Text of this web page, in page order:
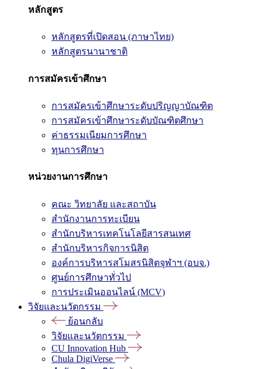
หลักสูตร
หลักสูตรที่เปิดสอน (ภาษาไทย)
หลักสูตรนานาชาติ
การสมัครเข้าศึกษา
การสมัครเข้าศึกษาระดับปริญญาบัณฑิต
การสมัครเข้าศึกษาระดับบัณฑิตศึกษา
ค่าธรรมเนียมการศึกษา
ทุนการศึกษา
หน่วยงานการศึกษา
คณะ วิทยาลัย และสถาบัน
สำนักงานการทะเบียน
สำนักบริหารเทคโนโลยีสารสนเทศ
สำนักบริหารกิจการนิสิต
องค์การบริหารสโมสรนิสิตจุฬาฯ (อบจ.)
ศูนย์การศึกษาทั่วไป
การประเมินออนไลน์ (MCV)
วิจัยและนวัตกรรม
ย้อนกลับ
วิจัยและนวัตกรรม
CU Innovation Hub
Chula DigiVerse